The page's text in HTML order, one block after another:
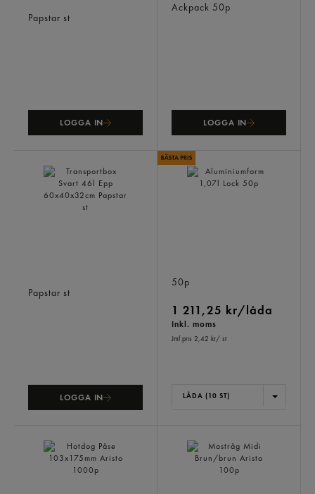
Papstar st
LOGGA IN
Ackpack 50p
LOGGA IN
Papstar st
LOGGA IN
50p
1 211,25 kr/låda
Inkl. moms
Jmf.pris 2,42 kr/ st
LÅDA (10 ST)